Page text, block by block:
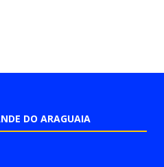
DO ARAGUAIA